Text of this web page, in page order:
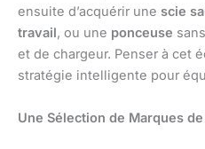
ensuite d’acquérir une scie
travail, ou une ponceuse
et de chargeur. Penser à cet
stratégie intelligente pour
Une Sélection de Marques